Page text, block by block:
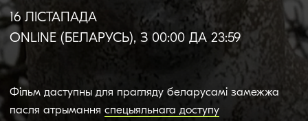
Пра фільм
Мова арыгіналу:
шведская
Субцітры:беларускія,